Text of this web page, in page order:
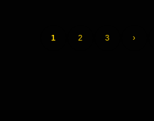
1 2 3 ›